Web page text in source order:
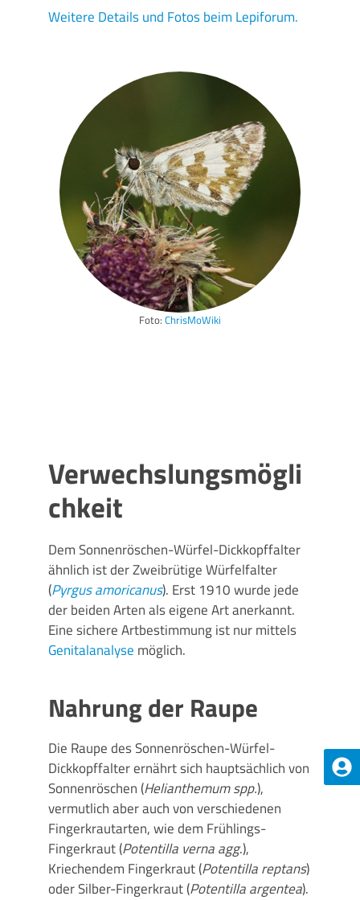
Weitere Details und Fotos beim Lepiforum.
Foto: ChrisMoWiki
Verwechslungsmögli
chkeit
Dem Sonnenröschen-Würfel-Dickkopffalter
ähnlich ist der Zweibrütige Würfelfalter
(Pyrgus amoricanus). Erst 1910 wurde jede
der beiden Arten als eigene Art anerkannt.
Eine sichere Artbestimmung ist nur mittels
Genitalanalyse möglich.
Nahrung der Raupe
Die Raupe des Sonnenröschen-Würfel-
Dickkopffalter ernährt sich hauptsächlich von
Sonnenröschen (Helianthemum spp.),
vermutlich aber auch von verschiedenen
Fingerkrautarten, wie dem Frühlings-
Fingerkraut (Potentilla verna agg.),
Kriechendem Fingerkraut (Potentilla reptans)
oder Silber-Fingerkraut (Potentilla argentea).